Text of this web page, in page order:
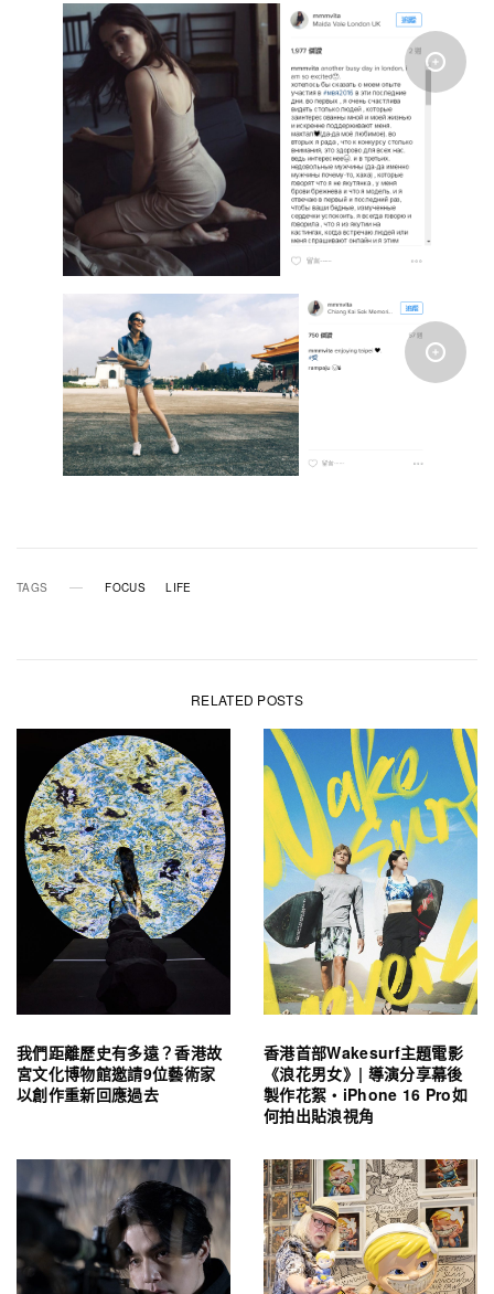
TAGS FOCUS LIFE
RELATED POSTS
我們距離歷史有多遠？香港故
宮文化博物館邀請9位藝術家
以創作重新回應過去
香港首部Wakesurf主題電影
《浪花男女》| 導演分享幕後
製作花絮・iPhone 16 Pro如
何拍出貼浪視角